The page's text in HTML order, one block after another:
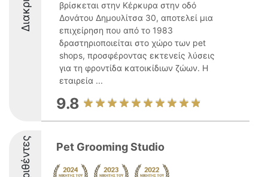
βρίσκεται στην Κέρκυρα στην οδό
Δονάτου Δημουλίτσα 30, αποτελεί μια
επιχείρηση που από το 1983
δραστηριοποιείται στο χώρο των pet
shops, προσφέροντας εκτενείς λύσεις
για τη φροντίδα κατοικίδιων ζώων. Η
εταιρεία ...
9.8
Pet Grooming Studio